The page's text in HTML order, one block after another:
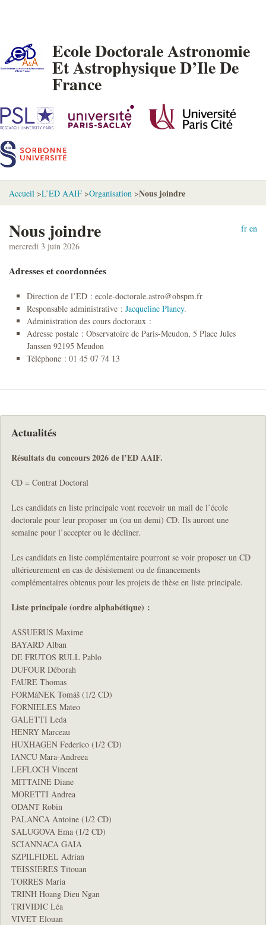
Ecole Doctorale Astronomie
Et Astrophysique D’Ile De
France
Accueil >L’ED AAIF >Organisation >Nous joindre
fr en
Nous joindre
mercredi 3 juin 2026
Adresses et coordonnées
Direction de l’ED : ecole-doctorale.astro@obspm.fr
Responsable administrative : Jacqueline Plancy.
Administration des cours doctoraux :
Adresse postale : Observatoire de Paris-Meudon, 5 Place Jules
Janssen 92195 Meudon
Téléphone : 01 45 07 74 13
Actualités
Résultats du concours 2026 de l’ED AAIF.
CD = Contrat Doctoral
Les candidats en liste principale vont recevoir un mail de l’école
doctorale pour leur proposer un (ou un demi) CD. Ils auront une
semaine pour l’accepter ou le décliner.
Les candidats en liste complémentaire pourront se voir proposer un CD
ultérieurement en cas de désistement ou de financements
complémentaires obtenus pour les projets de thèse en liste principale.
Liste principale (ordre alphabétique) :
ASSUERUS Maxime
BAYARD Alban
DE FRUTOS RULL Pablo
DUFOUR Déborah
FAURE Thomas
FORMáNEK Tomáš (1/2 CD)
FORNIELES Mateo
GALETTI Leda
HENRY Marceau
HUXHAGEN Federico (1/2 CD)
IANCU Mara-Andreea
LEFLOCH Vincent
MITTAINE Diane
MORETTI Andrea
ODANT Robin
PALANCA Antoine (1/2 CD)
SALUGOVA Ema (1/2 CD)
SCIANNACA GAIA
SZPILFIDEL Adrian
TEISSIERES Titouan
TORRES Maria
TRINH Hoang Dieu Ngan
TRIVIDIC Léa
VIVET Elouan